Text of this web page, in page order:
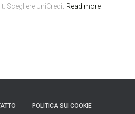
Scegliere UniCredit Read more
POLITICA SUI COOKIE